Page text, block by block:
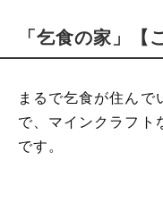
「乞食の家」【
まるで乞食が住んで
で、マインクラフト
です。